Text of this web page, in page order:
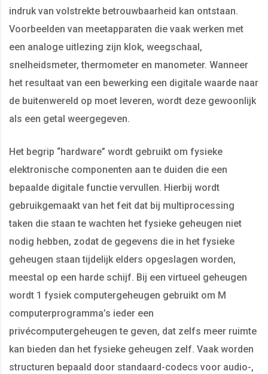
indruk van volstrekte betrouwbaarheid kan ontstaan.
Voorbeelden van meetapparaten die vaak werken met
een analoge uitlezing zijn klok, weegschaal,
snelheidsmeter, thermometer en manometer. Wanneer
het resultaat van een bewerking een digitale waarde naar
de buitenwereld op moet leveren, wordt deze gewoonlijk
als een getal weergegeven.
Het begrip “hardware” wordt gebruikt om fysieke
elektronische componenten aan te duiden die een
bepaalde digitale functie vervullen. Hierbij wordt
gebruikgemaakt van het feit dat bij multiprocessing
taken die staan te wachten het fysieke geheugen niet
nodig hebben, zodat de gegevens die in het fysieke
geheugen staan tijdelijk elders opgeslagen worden,
meestal op een harde schijf. Bij een virtueel geheugen
wordt 1 fysiek computergeheugen gebruikt om M
computerprogramma’s ieder een
privécomputergeheugen te geven, dat zelfs meer ruimte
kan bieden dan het fysieke geheugen zelf. Vaak worden
structuren bepaald door standaard-codecs voor audio-,